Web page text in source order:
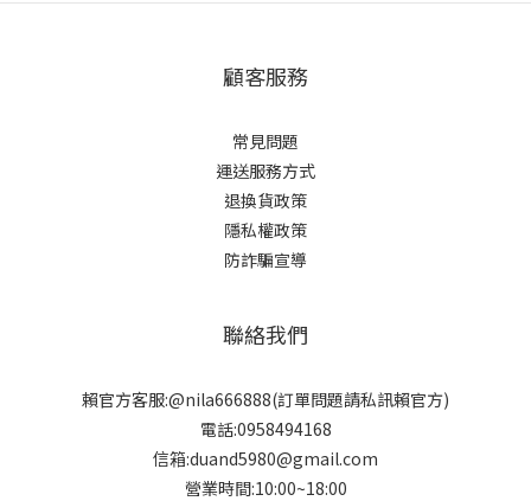
顧客服務
常見問題
運送服務方式
退換貨政策
隱私權政策
防詐騙宣導
聯絡我們
賴官方客服:@nila666888(訂單問題請私訊賴官方)
電話:0958494168
信箱:duand5980@gmail.com
營業時間:10:00~18:00